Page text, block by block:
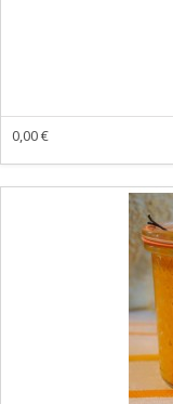
0,00 €